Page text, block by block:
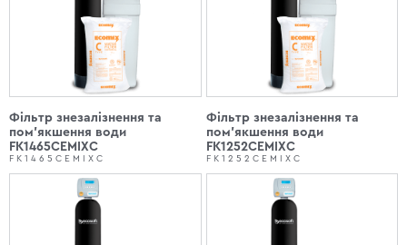
Фільтр знезалізнення та
пом'якшення води
FK1465CEMIXC
FK1465CEMIXC
Фільтр знезалізнення та
пом'якшення води
FK1252CEMIXC
FK1252CEMIXC